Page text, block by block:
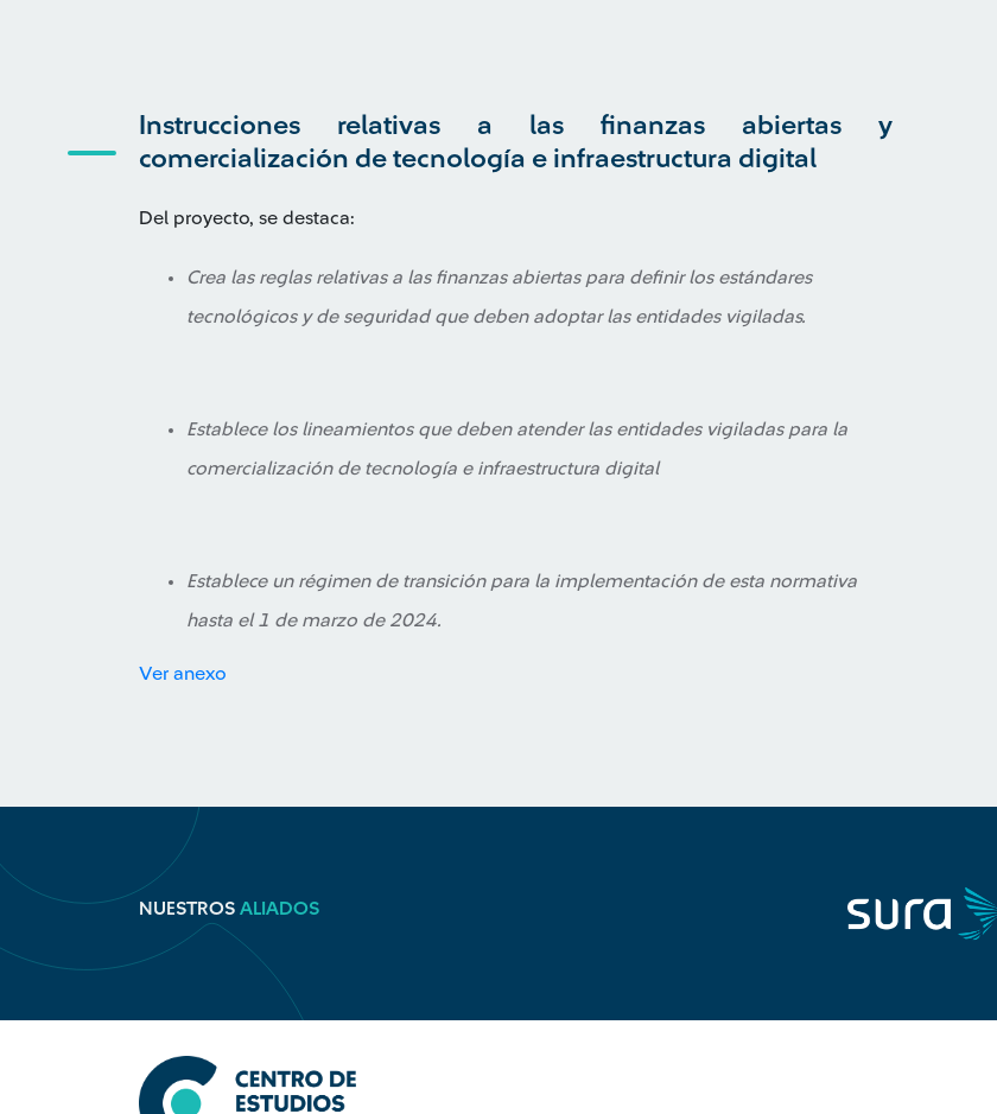
Instrucciones relativas a las finanzas abiertas y
comercialización de tecnología e infraestructura digital
Del proyecto, se destaca:
Crea las reglas relativas a las finanzas abiertas para definir los estándares
tecnológicos y de seguridad que deben adoptar las entidades vigiladas.
Establece los lineamientos que deben atender las entidades vigiladas para la
comercialización de tecnología e infraestructura digital
Establece un régimen de transición para la implementación de esta normativa
hasta el 1 de marzo de 2024.
Ver anexo
NUESTROS ALIADOS